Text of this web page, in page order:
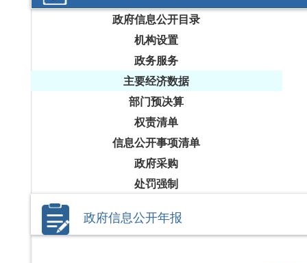
政府信息公开目录
机构设置
政务服务
主要经济数据
部门预决算
权责清单
信息公开事项清单
政府采购
处罚强制
政府信息公开年报